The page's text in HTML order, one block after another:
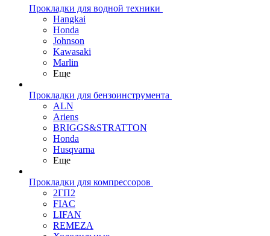
Прокладки для водной техники
Hangkai
Honda
Johnson
Kawasaki
Marlin
Еще
Прокладки для бензоинструмента
ALN
Ariens
BRIGGS&STRATTON
Honda
Husqvarna
Еще
Прокладки для компрессоров
2ГП2
FIAC
LIFAN
REMEZA